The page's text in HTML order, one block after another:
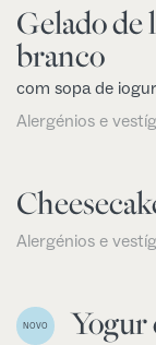
Gelado de
branco
com sopa de
Alergénios e
Alergénios e
NOVO
Yogur